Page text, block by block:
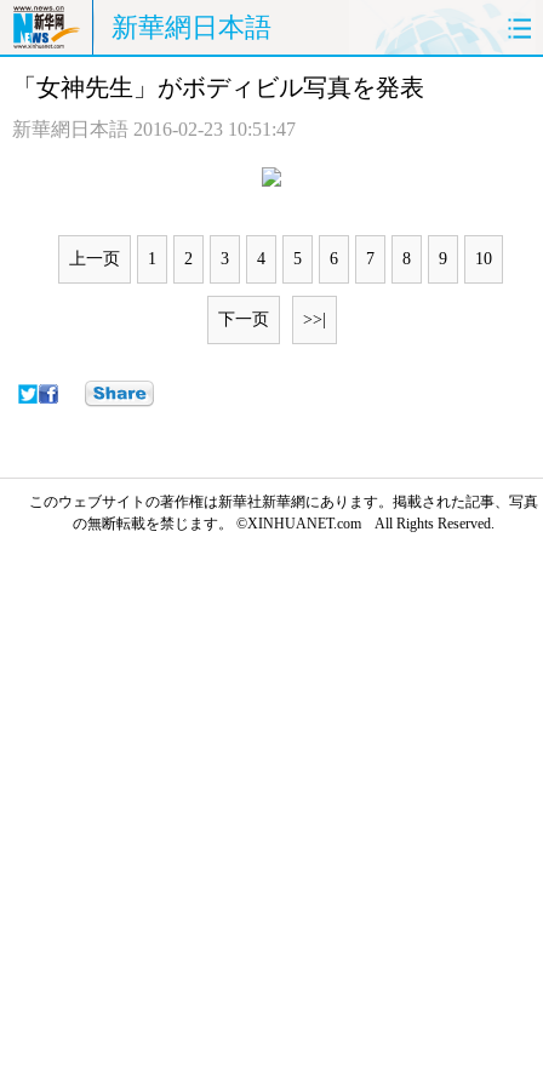
新華網日本語
ホームページ 政治
「女神先生」がボディビル写真を発表
新華網日本語 2016-02-23 10:51:47
上一页 1 2 3 4 5 6 7 8 9 10
下一页 >>|
このウェブサイトの著作権は新華社新華網にあります。掲載された記事、写真
の無断転載を禁じます。 ©XINHUANET.com All Rights Reserved.